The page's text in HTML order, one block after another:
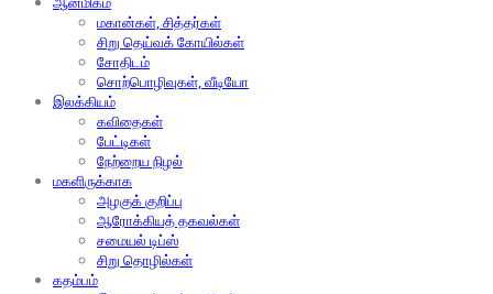
மகான்கள், சித்தர்கள்
சிறு தெய்வக் கோயில்கள்
சோதிடம்
சொற்பொழிவுகள், வீடியோ
இலக்கியம்
கவிதைகள்
பேட்டிகள்
நேற்றைய நிழல்
மகளிருக்காக
அழகுக் குறிப்பு
ஆரோக்கியத் தகவல்கள்
சமையல் டிப்ஸ்
சிறு தொழில்கள்
கதம்பம்